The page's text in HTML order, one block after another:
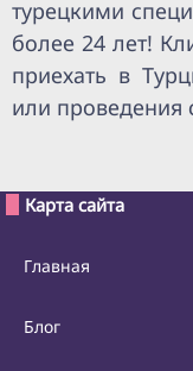
турецкими
более 24 лет!
приехать в
или
Карта сайта
Главная
Блог